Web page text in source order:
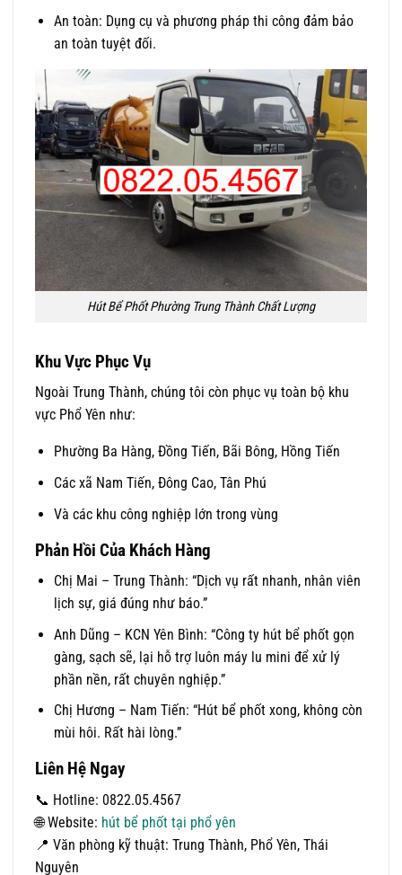
An toàn: Dụng cụ và phương pháp thi công đảm bảo
an toàn tuyệt đối.
Hút Bể Phốt Phường Trung Thành Chất Lượng
Khu Vực Phục Vụ
Ngoài Trung Thành, chúng tôi còn phục vụ toàn bộ khu
vực Phổ Yên như:
Phường Ba Hàng, Đồng Tiến, Bãi Bông, Hồng Tiến
Các xã Nam Tiến, Đông Cao, Tân Phú
Và các khu công nghiệp lớn trong vùng
Phản Hồi Của Khách Hàng
Chị Mai – Trung Thành: “Dịch vụ rất nhanh, nhân viên
lịch sự, giá đúng như báo.”
Anh Dũng – KCN Yên Bình: “Công ty hút bể phốt gọn
gàng, sạch sẽ, lại hỗ trợ luôn máy lu mini để xử lý
phần nền, rất chuyên nghiệp.”
Chị Hương – Nam Tiến: “Hút bể phốt xong, không còn
mùi hôi. Rất hài lòng.”
Liên Hệ Ngay
📞 Hotline: 0822.05.4567
🌐 Website: hút bể phốt tại phổ yên
📍 Văn phòng kỹ thuật: Trung Thành, Phổ Yên, Thái
Nguyên